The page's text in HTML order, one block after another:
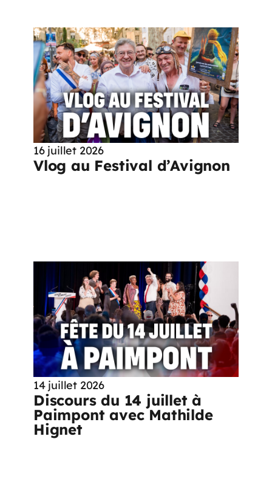
16 juillet 2026
Vlog au Festival d’Avignon
14 juillet 2026
Discours du 14 juillet à
Paimpont avec Mathilde
Hignet